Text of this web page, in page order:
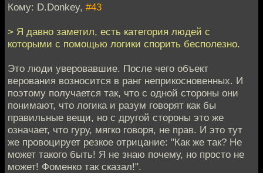
Кому: D.Donkey, #43
> Я давно заметил, есть категория людей с
которыми с помощью логики спорить бесполезно.
Это люди уверовавшие. После чего объект
верования возносится в ранг неприкосновенных. И
поэтому получается так, что с одной стороны они
понимают, что логика и разум говорят как бы
правильные вещи, но с другой стороны это же
означает, что гуру, мягко говоря, не прав. И это тут
же провоцирует резкое отрицание: "Как же так? Не
может такого быть! Я не знаю почему, но просто не
может! Фоменко так сказал!".